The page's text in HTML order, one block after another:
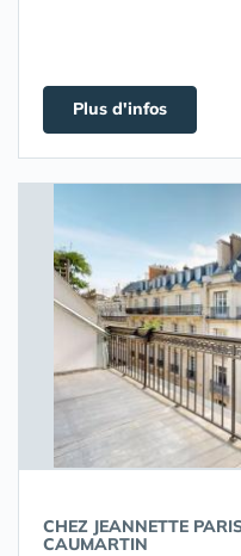
Plus d'infos
CHEZ JEANNETTE
CAUMARTIN